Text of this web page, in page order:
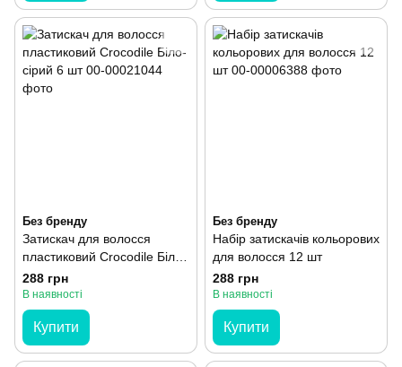
Без бренду
Затискач для волосся
пластиковий Crocodile Біло-
сірий 6 шт
288 грн
В наявності
Купити
Без бренду
Набір затискачів кольорових
для волосся 12 шт
288 грн
В наявності
Купити